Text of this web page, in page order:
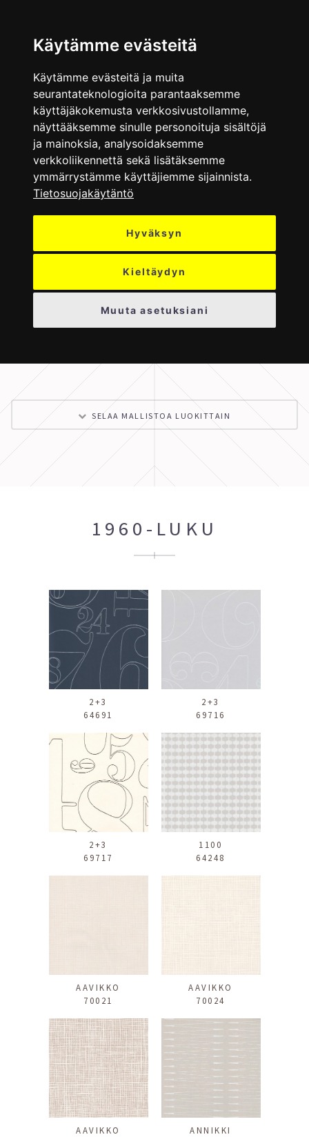
Käytämme evästeitä
Käytämme evästeitä ja muita
seurantateknologioita parantaaksemme
käyttäjäkokemusta verkkosivustollamme,
näyttääksemme sinulle personoituja sisältöjä
ja mainoksia, analysoidaksemme
verkkoliikennettä sekä lisätäksemme
ymmärrystämme käyttäjiemme sijainnista.
Tietosuojakäytäntö
Hyväksyn
Kieltäydyn
Muuta asetuksiani
SELAA MALLISTOA LUOKITTAIN
1960-LUKU
2+3
64691
2+3
69716
2+3
69717
1100
64248
AAVIKKO
70021
AAVIKKO
70024
AAVIKKO
ANNIKKI